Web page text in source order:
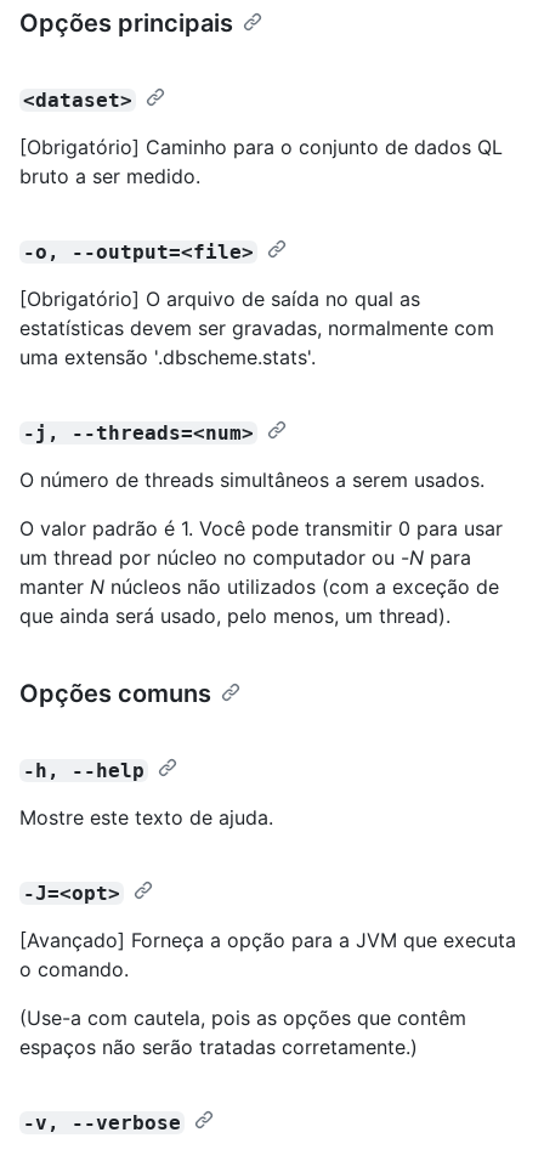
Opções principais
<dataset>
[Obrigatório] Caminho para o conjunto de dados QL
bruto a ser medido.
-o, --output=<file>
[Obrigatório] O arquivo de saída no qual as
estatísticas devem ser gravadas, normalmente com
uma extensão '.dbscheme.stats'.
-j, --threads=<num>
O número de threads simultâneos a serem usados.
O valor padrão é 1. Você pode transmitir 0 para usar
um thread por núcleo no computador ou -N para
manter N núcleos não utilizados (com a exceção de
que ainda será usado, pelo menos, um thread).
Opções comuns
-h, --help
Mostre este texto de ajuda.
-J=<opt>
[Avançado] Forneça a opção para a JVM que executa
o comando.
(Use-a com cautela, pois as opções que contêm
espaços não serão tratadas corretamente.)
-v, --verbose